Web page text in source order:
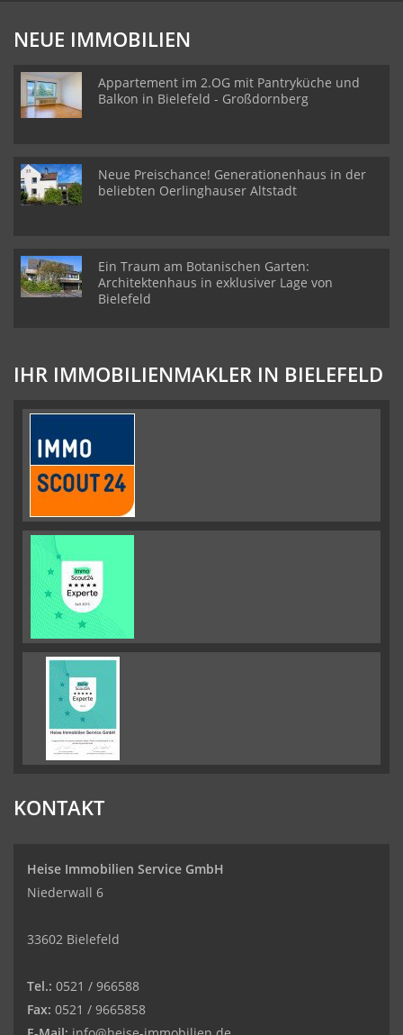
NEUE IMMOBILIEN
Appartement im 2.OG mit Pantryküche und
Balkon in Bielefeld - Großdornberg
Neue Preischance! Generationenhaus in der
beliebten Oerlinghauser Altstadt
Ein Traum am Botanischen Garten:
Architektenhaus in exklusiver Lage von
Bielefeld
IHR IMMOBILIENMAKLER IN BIELEFELD
KONTAKT
Heise Immobilien Service GmbH
Niederwall 6
33602 Bielefeld
Tel.: 0521 / 966588
Fax: 0521 / 9665858